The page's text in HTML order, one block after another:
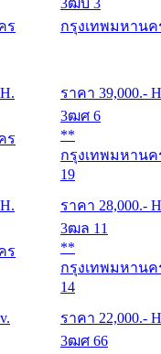
ร
กรุงเทพมหานค
ราคา 39,000.-
ร
3ฒศ 6
**
กรุงเทพมหานค
19
ราคา 28,000.-
ร
3ฒล 11
**
กรุงเทพมหานค
14
ราคา 22,000.-
3ฒศ 66